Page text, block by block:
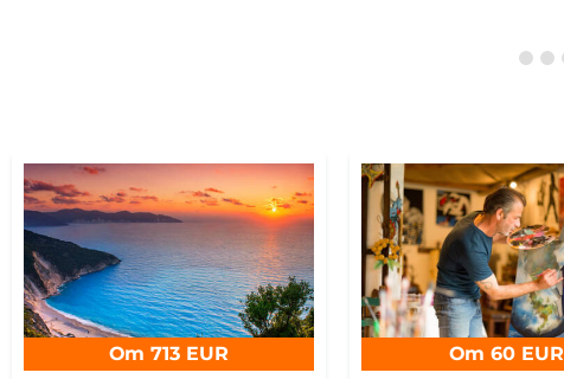
От 713 EUR От 60 EUR